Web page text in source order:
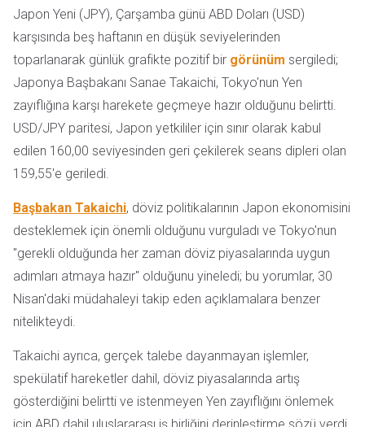
Japon Yeni (JPY), Çarşamba günü ABD Doları (USD)
karşısında beş haftanın en düşük seviyelerinden
toparlanarak günlük grafikte pozitif bir görünüm sergiledi;
Japonya Başbakanı Sanae Takaichi, Tokyo'nun Yen
zayıflığına karşı harekete geçmeye hazır olduğunu belirtti.
USD/JPY paritesi, Japon yetkililer için sınır olarak kabul
edilen 160,00 seviyesinden geri çekilerek seans dipleri olan
159,55'e geriledi.
Başbakan Takaichi, döviz politikalarının Japon ekonomisini
desteklemek için önemli olduğunu vurguladı ve Tokyo'nun
"gerekli olduğunda her zaman döviz piyasalarında uygun
adımları atmaya hazır" olduğunu yineledi; bu yorumlar, 30
Nisan'daki müdahaleyi takip eden açıklamalara benzer
nitelikteydi.
Takaichi ayrıca, gerçek talebe dayanmayan işlemler,
spekülatif hareketler dahil, döviz piyasalarında artış
gösterdiğini belirtti ve istenmeyen Yen zayıflığını önlemek